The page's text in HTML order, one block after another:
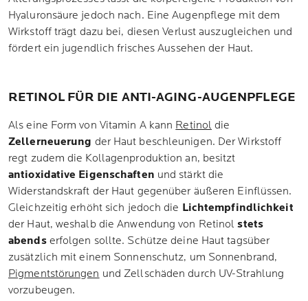
Hyaluronsäure jedoch nach. Eine Augenpflege mit dem
Wirkstoff trägt dazu bei, diesen Verlust auszugleichen und
fördert ein jugendlich frisches Aussehen der Haut.
RETINOL FÜR DIE ANTI-AGING-AUGENPFLEGE
Als eine Form von Vitamin A kann Retinol die
Zellerneuerung der Haut beschleunigen. Der Wirkstoff
regt zudem die Kollagenproduktion an, besitzt
antioxidative Eigenschaften und stärkt die
Widerstandskraft der Haut gegenüber äußeren Einflüssen.
Gleichzeitig erhöht sich jedoch die Lichtempfindlichkeit
der Haut, weshalb die Anwendung von Retinolstets
abendserfolgen sollte. Schütze deine Haut tagsüber
zusätzlich mit einem Sonnenschutz, um Sonnenbrand,
Pigmentstörungen und Zellschäden durch UV-Strahlung
vorzubeugen.